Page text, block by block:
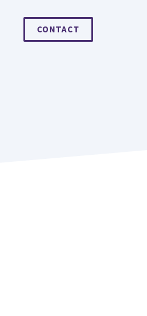
CONTACT